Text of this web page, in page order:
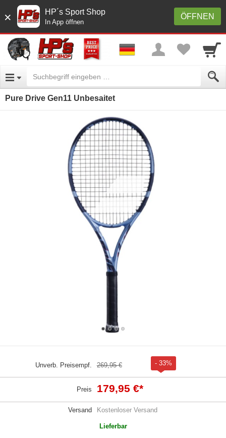
× ÖFFNEN
HP´s Sport Shop
In App öffnen
Pure Drive Gen11 Unbesaitet
Unverb. Preisempf. 269,95 € - 33%
Preis 179,95 €*
Versand Kostenloser Versand
Lieferbar